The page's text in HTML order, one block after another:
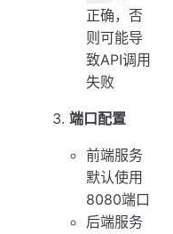
正确，否
则可能导
致API调用
失败
端口配置
前端服务
默认使用
8080端口
后端服务